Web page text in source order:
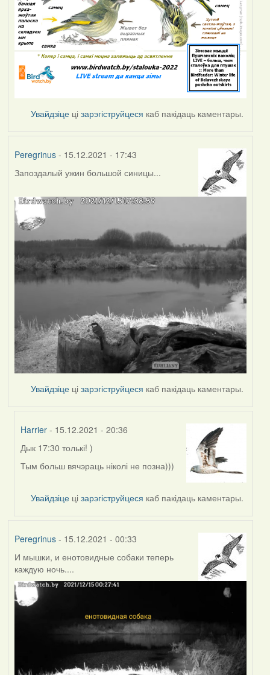
Увайдзіце цізарэгіструйцеся каб пакідаць каментары.
Peregrinus- 15.12.2021 - 17:43
Запоздалый ужин большой синицы...
Увайдзіце цізарэгіструйцеся каб пакідаць каментары.
Harrier - 15.12.2021 - 20:36
In
reply
Peregrinus
Дык 17:30 толькі! )
Тым больш вячэраць ніколі не позна)))
Увайдзіце цізарэгіструйцеся каб пакідаць каментары.
Peregrinus- 15.12.2021 - 00:33
И мышки, и енотовидные собаки теперь
каждую ночь....